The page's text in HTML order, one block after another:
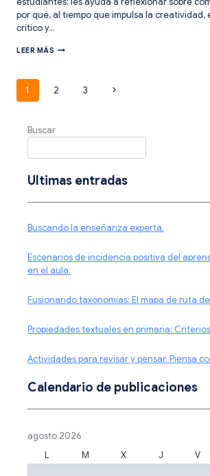
por qué, al tiempo que impulsa la creatividad,
crítico y…
LEER MÁS 7
LA
EN
Navegación
de
página
1 2 3
Siguiente
Buscar
Ultimas entradas
Buscando la enseñanza experta.
Escenarios de incidencia positiva del
en el aula.
Fusionando taxonomías: El mapa de ruta
Propiedades textuales en primaria:
Actividades para revisar y pensar. Piensa
Calendario de publicaciones
agosto 2026
L
M X J V